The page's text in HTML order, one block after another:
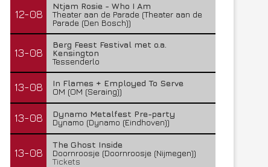
12-08
Ntjam Rosie - Who I Am
Theater aan de Parade (Theater aan de
Parade (Den Bosch))
13-08
Berg Feest Festival met o.a.
Kensington
Tessenderlo
13-08
In Flames + Employed To Serve
OM (OM (Seraing))
13-08
Dynamo Metalfest Pre-party
Dynamo (Dynamo (Eindhoven))
13-08
The Ghost Inside
Doornroosje (Doornroosje (Nijmegen))
Tickets